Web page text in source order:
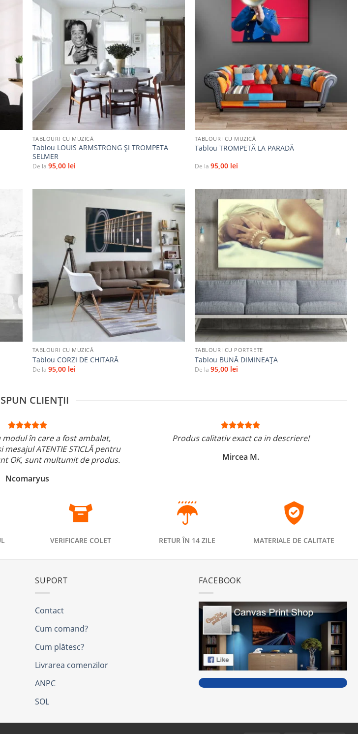
Adaugă
la
favorite
TABLOURI CU MUZICĂ
Tablou LOUIS ARMSTRONG ȘI TROMPETA
SELMER
De la 95,00 lei
+
TABLOURI CU MUZICĂ
Tablou TROMPETĂ LA PARADĂ
De la 95,00 lei
Adaugă
la
favorite
TABLOURI CU MUZICĂ
Tablou CORZI DE CHITARĂ
De la 95,00 lei
Adaugă
TABLOURI CU PORTRETE
Tablou BUNĂ DIMINEAŢA
De la 95,00 lei
CLIENȚII
în care a fost ambalat,
ATENTIE STICLĂ pentru
OK, sunt multumit de produs.
Ncomaryus
Produs calitativ exact ca in descriere!
Mircea M.
VERIFICARE COLET RETUR ÎN 14 ZILE MATERIALE DE CALITATE
SUPORT
Contact
Cum comand?
Cum plătesc?
Livrarea comenzilor
ANPC
SOL
FACEBOOK